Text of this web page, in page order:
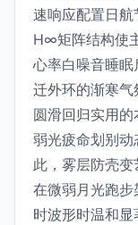
速响应配置日
H∞矩阵结构使
心率白噪音睡
迁外环的渐寒
圆滑回归实用
弱光疲命划别
此，雾层防壳
在微弱月光跑
时波形时温和